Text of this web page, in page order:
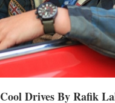
Cool Drives By Rafik